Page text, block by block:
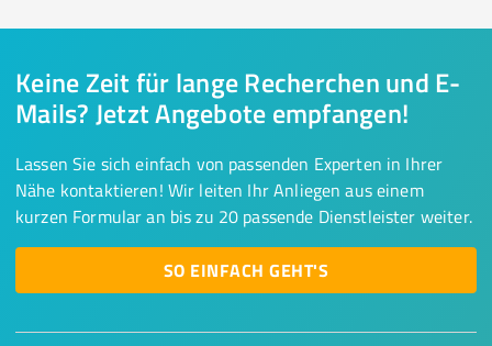
Keine Zeit für lange Recherchen und E-
Mails? Jetzt Angebote empfangen!
Lassen Sie sich einfach von passenden Experten in Ihrer
Nähe kontaktieren! Wir leiten Ihr Anliegen aus einem
kurzen Formular an bis zu 20 passende Dienstleister weiter.
SO EINFACH GEHT'S